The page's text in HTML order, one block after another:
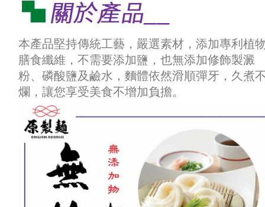
本產品堅持傳統工藝，嚴選素材，添加專利植
膳食纖維，不需要添加鹽，也無添加修飾製澱
粉、磷酸鹽及鹼水，麵體依然滑順彈牙，久煮
爛，讓您享受美食不增加負擔。